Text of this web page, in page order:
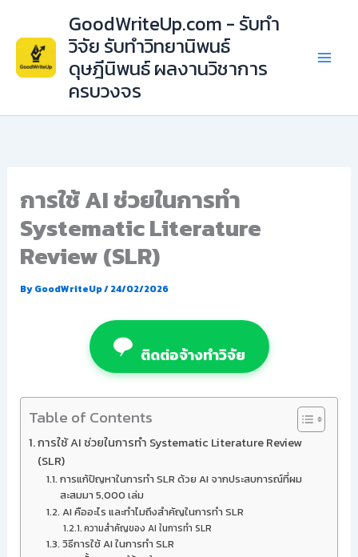
content
GoodWriteUp.com - รับทำ
วิจัย รับทำวิทยานิพนธ์
ดุษฎีนิพนธ์ ผลงานวิชาการ
ครบวงจร
การใช้ AI ช่วยในการทำ
Systematic Literature
Review (SLR)
ByGoodWriteUp/24/02/2026
ติดต่อจ้างทำวิจัย
Table of Contents
การใช้ AI ช่วยในการทำ Systematic Literature Review
(SLR)
การแก้ปัญหาในการทำ SLR ด้วย AI จากประสบการณ์ที่ผม
สะสมมา 5,000 เล่ม
AI คืออะไร และทำไมถึงสำคัญในการทำ SLR
ความสำคัญของ AI ในการทำ SLR
วิธีการใช้ AI ในการทำ SLR